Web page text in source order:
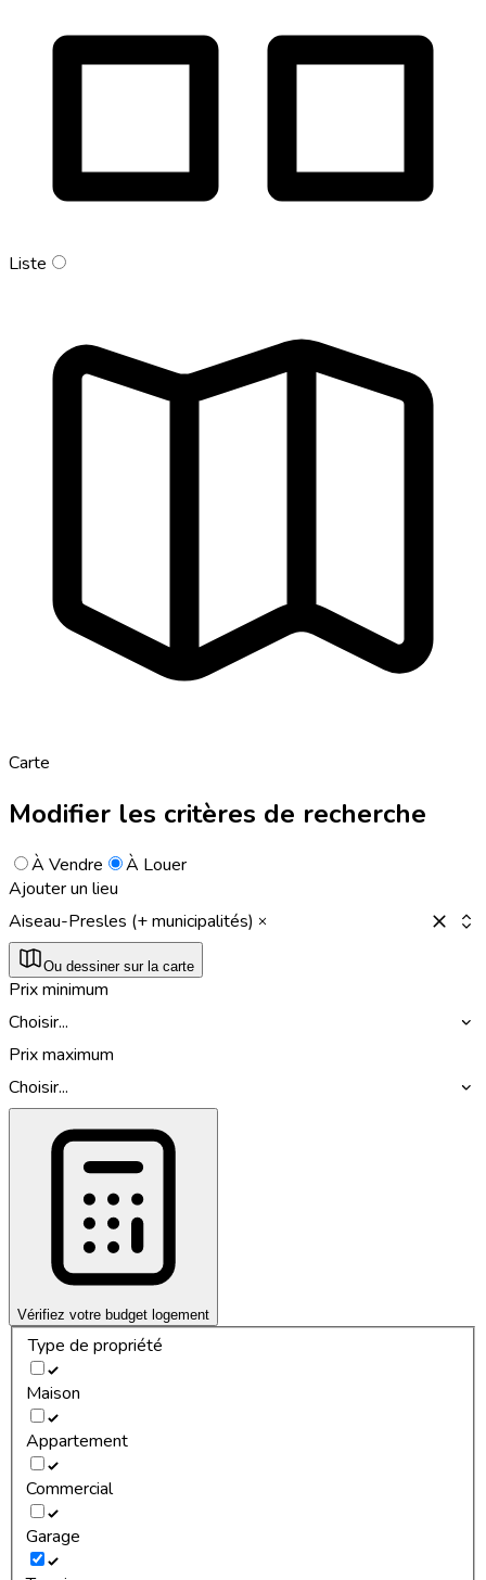
Liste
Carte
Modifier les critères de recherche
À Vendre
À Louer
Ajouter un lieu
Aiseau-Presles (+ municipalités)
Ou dessiner sur la carte
Prix minimum
Choisir...
Prix maximum
Choisir...
Vérifiez votre budget logement
Type de propriété
Maison
Appartement
Commercial
Garage